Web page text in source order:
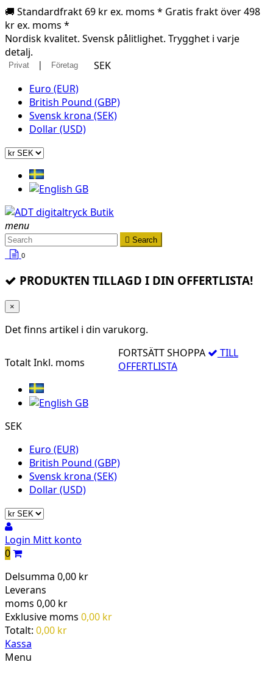
🚚 Standardfrakt 69 kr ex. moms * Gratis frakt över 498
kr ex. moms *
Nordisk kvalitet. Svensk pålitlighet. Trygghet i varje
detalj.
Privat | Företag
SEK
Euro (EUR)
British Pound (GBP)
Svensk krona (SEK)
Dollar (USD)
menu
 Search
0
PRODUKTEN TILLAGD I DIN OFFERTLISTA!
×
Det finns artikel i din varukorg.
TotaltInkl. moms
FORTSÄTT SHOPPA
TILL
OFFERTLISTA
SEK
Euro (EUR)
British Pound (GBP)
Svensk krona (SEK)
Dollar (USD)
Login Mitt konto
0
Delsumma 0,00 kr
Leverans
moms 0,00 kr
Exklusive moms 0,00 kr
Totalt: 0,00 kr
Kassa
Menu